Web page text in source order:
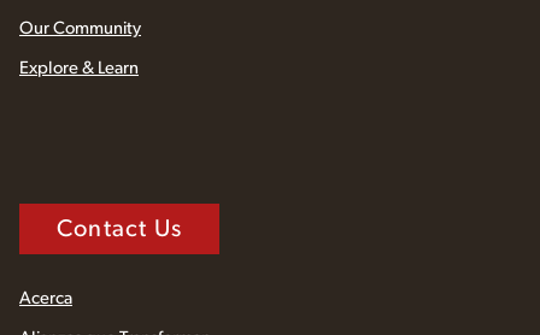
Our Community
Explore & Learn
Contact Us
Acerca